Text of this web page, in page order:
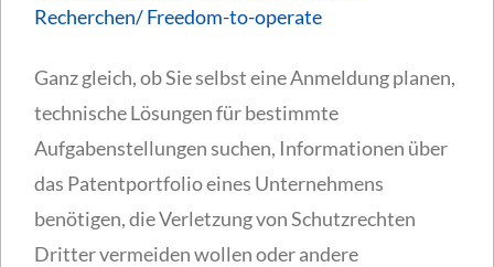
Recherchen/ Freedom-to-operate
Ganz gleich, ob Sie selbst eine Anmeldung planen,
technische Lösungen für bestimmte
Aufgabenstellungen suchen, Informationen über
das Patentportfolio eines Unternehmens
benötigen, die Verletzung von Schutzrechten
Dritter vermeiden wollen oder andere